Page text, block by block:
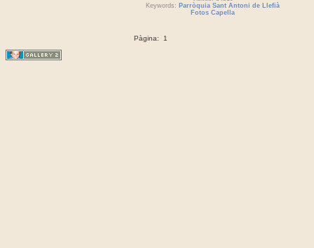
Keywords: Parròquia Sant Antoni de Llefià
Fotos Capella
Pàgina: 1